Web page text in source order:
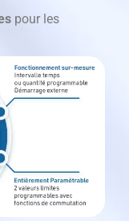
pour les